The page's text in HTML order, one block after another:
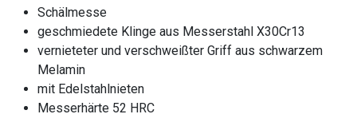
Schälmesse
geschmiedete Klinge aus Messerstahl X30Cr13
vernieteter und verschweißter Griff aus schwarzem
Melamin
mit Edelstahlnieten
Messerhärte 52 HRC